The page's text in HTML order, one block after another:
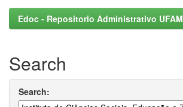
Edoc - Repositorio Administrativo UFAM
Search
Search: